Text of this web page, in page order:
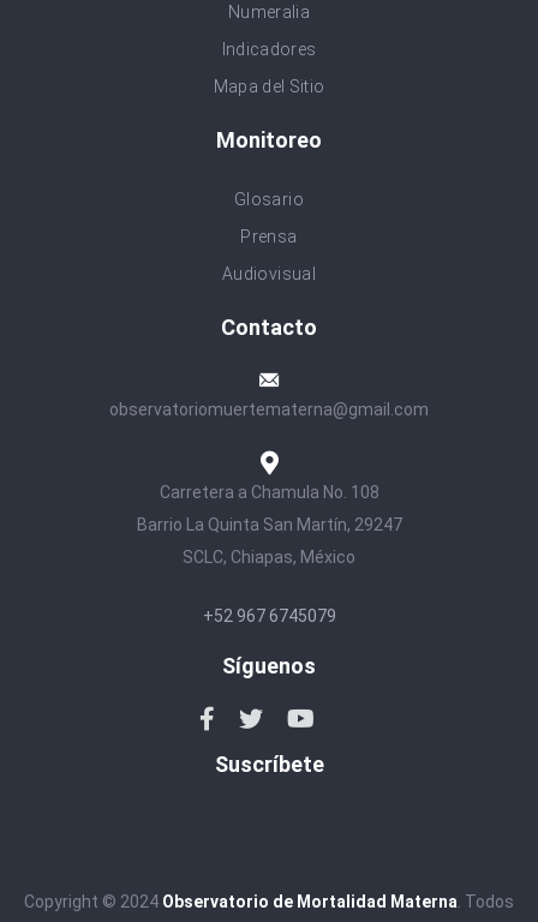
Numeralia
Indicadores
Mapa del Sitio
Monitoreo
Glosario
Prensa
Audiovisual
Contacto
observatoriomuertematerna@gmail.com
Carretera a Chamula No. 108
Barrio La Quinta San Martín, 29247
SCLC, Chiapas, México
+52 967 6745079
Síguenos
Suscríbete
Copyright © 2024 Observatorio de Mortalidad Materna . Todos